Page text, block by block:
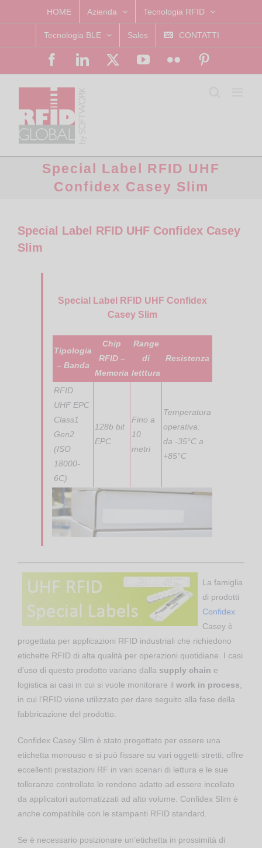
to
HOME Azienda Tecnologia RFID
Tecnologia BLE Sales CONTATTI
FacebookLinkedIn YouTubeFlickr
Special Label RFID UHF
Confidex Casey Slim
Special Label RFID UHF Confidex Casey
Slim
Special Label RFID UHF Confidex
Casey Slim
Tipologia
– Banda
Chip
RFID –
Memoria
Range
di
letttura
Resistenza
RFID
UHF EPC
Class1
Gen2
(ISO
18000-
6C)
128b bit
EPC
Fino a
10
metri
Temperatura
operativa:
da -35°C a
+85°C
La famiglia
di prodotti
Confidex
Casey è
progettata per applicazioni RFID industriali che richiedono
etichette RFID di alta qualità per operazioni quotidiane. I casi
d’uso di questo prodotto variano dalla supply chain e
logistica ai casi in cui si vuole monitorare il work in process,
in cui l’RFID viene utilizzato per dare seguito alla fase della
fabbricazione del prodotto.
Confidex Casey Slim è stato progettato per essere una
etichetta monouso e si può fissare su vari oggetti stretti; offre
eccellenti prestazioni RF in vari scenari di lettura e le sue
tolleranze controllate lo rendono adatto ad essere incollato
da applicatori automatizzati ad alto volume. Confidex Slim è
anche compatibile con le stampanti RFID standard.
Se è necessario posizionare un’etichetta in prossimità di